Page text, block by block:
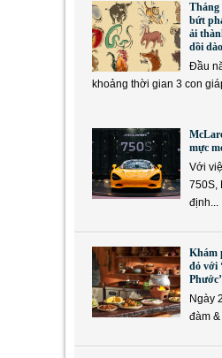
Tháng
bứt
ải
dồi dào
Đầu
khoảng thời gian 3 con
mực
Với
750S,
định...
Khám
đỏ với
Ngày
đàm